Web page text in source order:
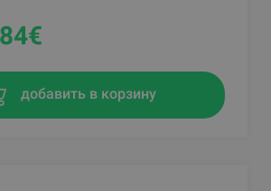
€
добавить в корзину